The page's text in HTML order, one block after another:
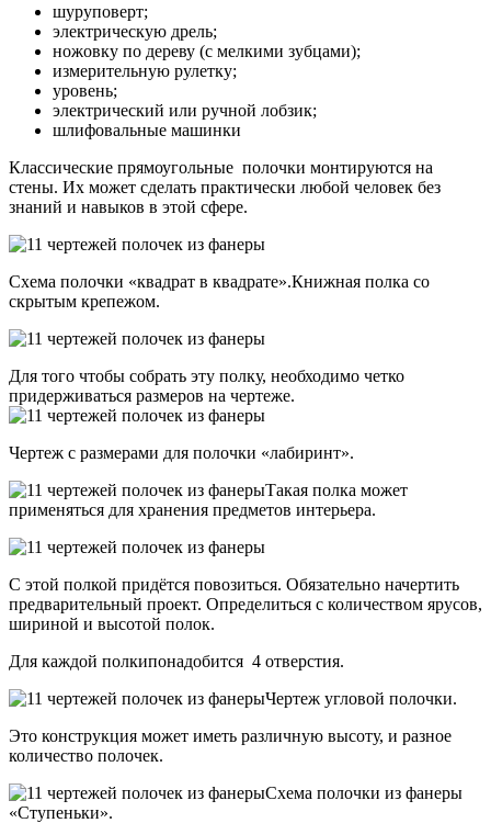
шуруповерт;
электрическую дрель;
ножовку по дереву (с мелкими зубцами);
измерительную рулетку;
уровень;
электрический или ручной лобзик;
шлифовальные машинки
Классические прямоугольные полочки монтируются на
стены. Их может сделать практически любой человек без
знаний и навыков в этой сфере.
Схема полочки «квадрат в квадрате».Книжная полка со
скрытым крепежом.
Для того чтобы собрать эту полку, необходимо четко
придерживаться размеров на чертеже.
Чертеж с размерами для полочки «лабиринт».
Такая полка может
применяться для хранения предметов интерьера.
С этой полкой придётся повозиться. Обязательно начертить
предварительный проект. Определиться с количеством ярусов,
шириной и высотой полок.
Для каждой полкипонадобится 4 отверстия.
Чертеж угловой полочки.
Это конструкция может иметь различную высоту, и разное
количество полочек.
Схема полочки из фанеры
«Ступеньки».